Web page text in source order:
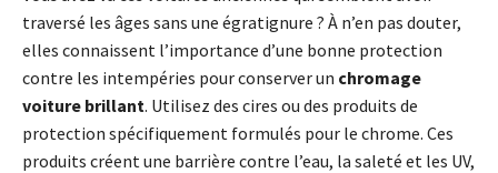
traversé les âges sans une égratignure ? À n’en pas douter,
elles connaissent l’importance d’une bonne protection
contre les intempéries pour conserver un chromage
voiture brillant. Utilisez des cires ou des produits de
protection spécifiquement formulés pour le chrome. Ces
produits créent une barrière contre l’eau, la saleté et les UV,